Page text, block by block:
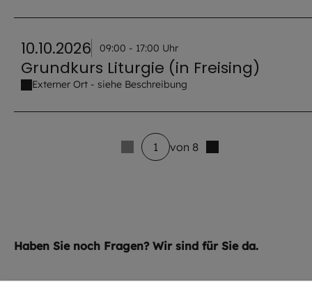
10.10.2026 09:00 - 17:00 Uhr
Grundkurs Liturgie (in Freising)
Externer Ort - siehe Beschreibung
1 von 8
Haben Sie noch Fragen? Wir sind für Sie da.